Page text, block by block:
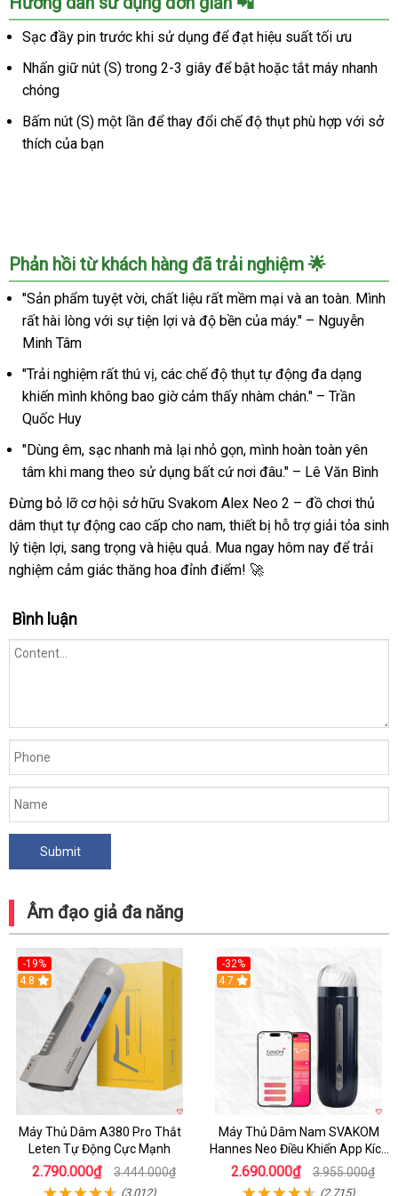
Alex
Neo
tự
động
cấp
cho
lợi
Sạc đầy pin trước khi sử dụng để đạt hiệu suất tối ưu
Nhấn giữ nút (S) trong 2-3 giây để bật hoặc tắt máy nhanh
chóng
Bấm nút (S) một lần để thay đổi chế độ thụt phù hợp với sở
thích của bạn
Phản hồi từ khách hàng đã trải nghiệm 🌟
"Sản phẩm tuyệt vời, chất liệu rất mềm mại và an toàn. Mình
rất hài lòng với sự tiện lợi và độ bền của máy." – Nguyễn
Minh Tâm
"Trải nghiệm rất thú vị, các chế độ thụt tự động đa dạng
khiến mình không bao giờ cảm thấy nhàm chán." – Trần
Quốc Huy
"Dùng êm, sạc nhanh mà lại nhỏ gọn, mình hoàn toàn yên
tâm khi mang theo sử dụng bất cứ nơi đâu." – Lê Văn Bình
Đừng bỏ lỡ cơ hội sở hữu Svakom Alex Neo 2 – đồ chơi thủ
dâm thụt tự động cao cấp cho nam, thiết bị hỗ trợ giải tỏa sinh
lý tiện lợi, sang trọng và hiệu quả. Mua ngay hôm nay để trải
nghiệm cảm giác thăng hoa đỉnh điểm! 🚀
Bình luận
Âm đạo giả đa năng
-19%
Hot
4.8
Máy Thủ Dâm A380 Pro Thắt
Leten Tự Động Cực Mạnh
2.790.000₫ 3.444.000₫
(3,012)
-32%
Hot
4.7
Máy Thủ Dâm Nam SVAKOM
Hannes Neo Điều Khiển App Kích
Thích
2.690.000₫ 3.955.000₫
(2,715)